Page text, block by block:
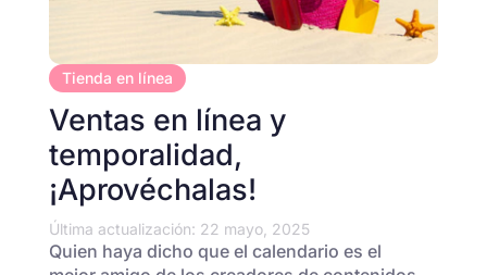
Tienda en línea
Ventas en línea y
temporalidad,
¡Aprovéchalas!
Última actualización: 22 mayo, 2025
Quien haya dicho que el calendario es el